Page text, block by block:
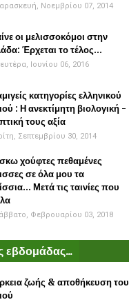
Νοεμβρίου 07, 2014
οι μελισσοκόμοι στην
Έρχεται το τέλος...
Ιουνίου 06, 2016
κατηγορίες ελληνικού
: Η ανεκτίμητη βιολογική -
τους αξία
Σεπτεμβρίου 30, 2014
χούφτες πεθαμένες
σε όλα μου τα
Μετά τις ταινίες που
Φεβρουαρίου 03, 2018
εβδομάδας...
ζωής & αποθήκευση του